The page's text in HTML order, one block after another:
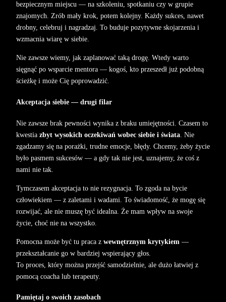
bezpiecznym miejscu — na szkoleniu, spotkaniu czy w grupie
znajomych. Zrób mały krok, potem kolejny. Każdy sukces, nawet
drobny, celebruj i nagradzaj. To buduje pozytywne skojarzenia i
wzmacnia wiarę w siebie.
Nie zawsze wiemy, jak zaplanować taką drogę. Wtedy warto
sięgnąć po wsparcie mentora — kogoś, kto przeszedł już podobną
ścieżkę i może Cię poprowadzić.
Akceptacja siebie — drugi filar
Nie zawsze brak pewności wynika z braku umiejętności. Czasem to
kwestia zbyt wysokich oczekiwań wobec siebie i świata . Nie
zgadzamy się na porażki, trudne emocje, błędy. Chcemy, żeby życie
było pasmem sukcesów — a gdy tak nie jest, uznajemy, że coś z
nami nie tak.
Tymczasem akceptacja to nie rezygnacja. To zgoda na bycie
człowiekiem — z zaletami i wadami. To świadomość, że mogę się
rozwijać, ale nie muszę być idealna. Że mam wpływ na swoje
życie, choć nie na wszystko.
Pomocna może być tu praca z wewnętrznym krytykiem —
przekształcanie go w bardziej wspierający głos.
To proces, który można przejść samodzielnie, ale dużo łatwiej z
pomocą coacha lub terapeuty.
Pamiętaj o swoich zasobach